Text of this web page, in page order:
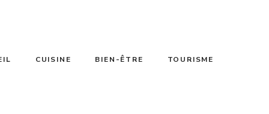
CUISINE BIEN-ÊTRE TOURISME